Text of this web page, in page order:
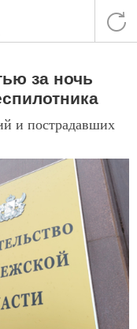
за ночь
и пострадавших